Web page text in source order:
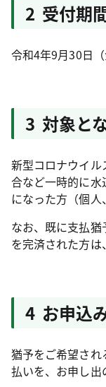
2 受付期
令和4年9月30日
3 対象と
新型コロナウイ
合など一時的に
になった方（個人
なお、既に支払
を完済された方は
4 お申込
猶予をご希望さ
払いを、お申し出